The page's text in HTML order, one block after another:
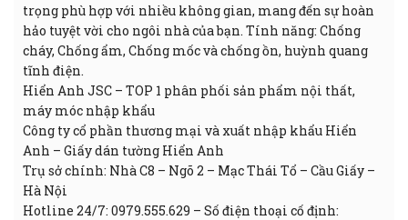
trọng phù hợp với nhiều không gian, mang đến sự hoàn
hảo tuyệt vời cho ngôi nhà của bạn. Tính năng: Chống
cháy, Chống ẩm, Chống mốc và chống ồn, huỳnh quang
tĩnh điện.
Hiển Anh JSC – TOP 1 phân phối sản phẩm nội thất,
máy móc nhập khẩu
Công ty cổ phần thương mại và xuất nhập khẩu Hiển
Anh – Giấy dán tường Hiển Anh
Trụ sở chính: Nhà C8 – Ngõ 2 – Mạc Thái Tổ – Cầu Giấy –
Hà Nội
Hotline 24/7: 0979.555.629 – Số điện thoại cố định: